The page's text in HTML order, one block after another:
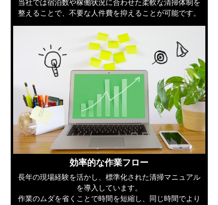
当社では宿泊数や稼働状況に合わせた柔軟な清掃体制を
整えることで、不要な人件費を抑えることが可能です。
効率的な作業フロー
長年の現場経験を活かし、標準化された清掃マニュアル
を導入しています。
作業のムダを省くことで時間を短縮し、同じ時間でより